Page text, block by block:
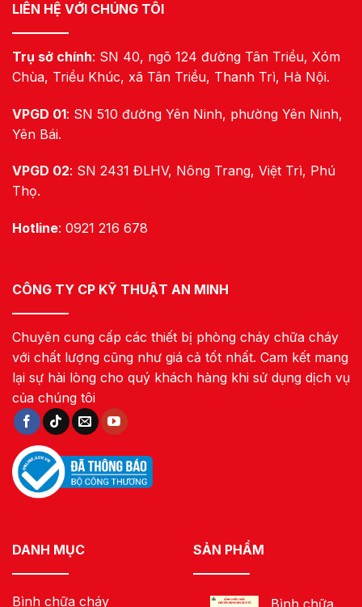
LIÊN HỆ VỚI CHÚNG TÔI
Trụ sở chính: SN 40, ngõ 124 đường Tân Triều, Xóm
Chùa, Triều Khúc, xã Tân Triều, Thanh Trì, Hà Nội.
VPGD 01: SN 510 đường Yên Ninh, phường Yên Ninh,
Yên Bái.
VPGD 02: SN 2431 ĐLHV, Nông Trang, Việt Trì, Phú
Thọ.
Hotline: 0921 216 678
CÔNG TY CP KỸ THUẬT AN MINH
Chuyên cung cấp các thiết bị phòng cháy chữa cháy
với chất lượng cũng như giá cả tốt nhất. Cam kết mang
lại sự hài lòng cho quý khách hàng khi sử dụng dịch vụ
của chúng tôi
DANH MỤC
Bình chữa cháy
SẢN PHẨM
Bình chữa